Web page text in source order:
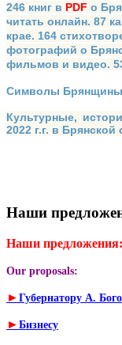
246 книг в PDF о
читать онлайн. 87
крае. 164
фотографий о
фильмов и видео.
Символы Брянщины,
Культурные,
2022 г.г. в Брянской
Наши
Наши предложения:
Our proposals:
► Губернатору А.
► Бизнесу